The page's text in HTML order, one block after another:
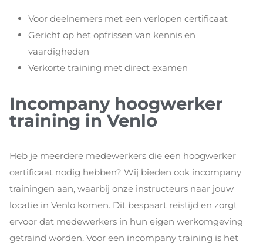
Voor deelnemers met een verlopen certificaat
Gericht op het opfrissen van kennis en
vaardigheden
Verkorte training met direct examen
Incompany hoogwerker
training in Venlo
Heb je meerdere medewerkers die een hoogwerker
certificaat nodig hebben? Wij bieden ook incompany
trainingen aan, waarbij onze instructeurs naar jouw
locatie in Venlo komen. Dit bespaart reistijd en zorgt
ervoor dat medewerkers in hun eigen werkomgeving
getraind worden. Voor een incompany training is het